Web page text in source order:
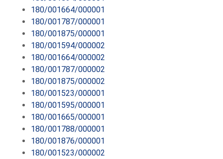
180/001664/000001
180/001787/000001
180/001875/000001
180/001594/000002
180/001664/000002
180/001787/000002
180/001875/000002
180/001523/000001
180/001595/000001
180/001665/000001
180/001788/000001
180/001876/000001
180/001523/000002